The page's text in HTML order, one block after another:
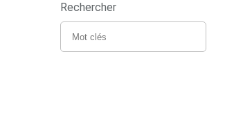
Rechercher